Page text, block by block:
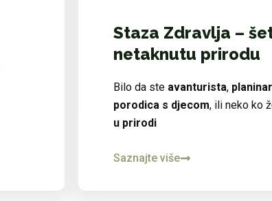
Staza Zdravlja –
netaknutu prirodu
Bilo da ste avanturista, planinar
porodica s djecom, ili neko ko
u prirodi
Saznajte više